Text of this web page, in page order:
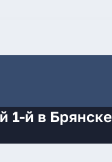
1-й в Брянске